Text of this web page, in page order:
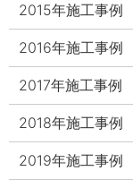
2015年施工事例
2016年施工事例
2017年施工事例
2018年施工事例
2019年施工事例